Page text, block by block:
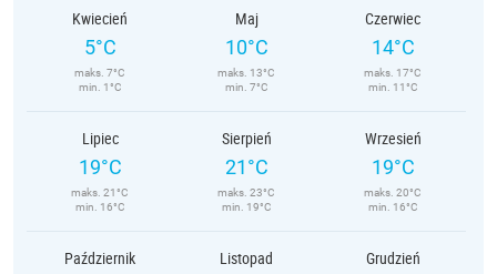
Kwiecień
5°C
maks. 7°C
min. 1°C
Maj
10°C
maks. 13°C
min. 7°C
Czerwiec
14°C
maks. 17°C
min. 11°C
Lipiec
19°C
maks. 21°C
min. 16°C
Sierpień
21°C
maks. 23°C
min. 19°C
Wrzesień
19°C
maks. 20°C
min. 16°C
Październik Listopad Grudzień